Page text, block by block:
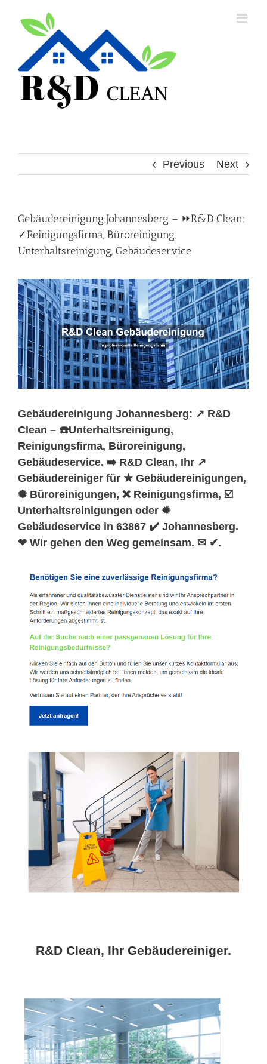
Previous Next
Gebäudereinigung Johannesberg – ⏩R&D Clean:
✓Reinigungsfirma, Büroreinigung,
Unterhaltsreinigung, Gebäudeservice
Gebäudereinigung Johannesberg: ↗️ R&D
Clean – ☎️Unterhaltsreinigung,
Reinigungsfirma, Büroreinigung,
Gebäudeservice. ➡️ R&D Clean, Ihr ↗️
Gebäudereiniger für ★ Gebäudereinigungen,
✺ Büroreinigungen, ❌ Reinigungsfirma, ☑️
Unterhaltsreinigungen oder ✹
Gebäudeservice in 63867 ✔️ Johannesberg.
❤ Wir gehen den Weg gemeinsam. ✉ ✔.
R&D Clean, Ihr Gebäudereiniger.